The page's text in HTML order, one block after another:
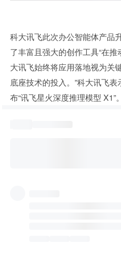
科大讯飞此次办公智能体产品
了丰富且强大的创作工具“在
大讯飞始终将应用落地视为关
底座技术的投入。”科大讯飞
布“讯飞星火深度推理模型 X1”。